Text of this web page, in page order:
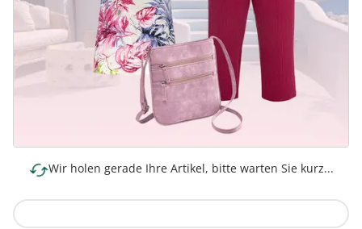
Wir holen gerade Ihre Artikel, bitte warten Sie kurz...